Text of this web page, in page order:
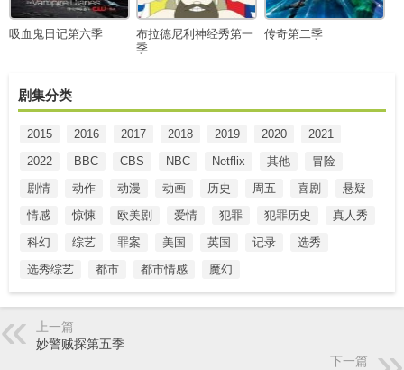
吸血鬼日记第六季
布拉德尼利神经秀第一
季
传奇第二季
剧集分类
2015 2016 2017 2018 2019 2020
2021
2022
BBC CBS NBC Netflix 其他
冒险
剧情
动作 动漫 动画 历史 周五 喜剧
悬疑
情感
惊悚 欧美剧 爱情 犯罪 犯罪历史
真人秀
科幻
综艺 罪案 美国 英国 记录
选秀
选秀综艺
都市 都市情感 魔幻
上一篇
妙警贼探第五季
下一篇